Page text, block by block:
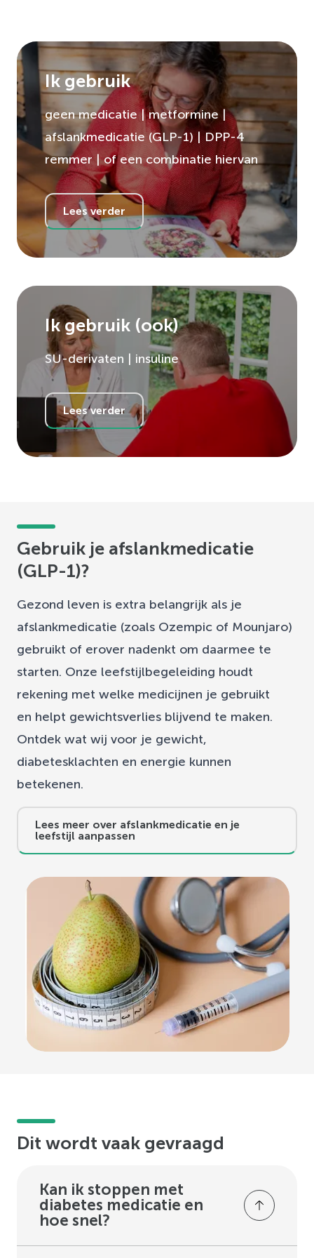
Ik gebruik
geen medicatie | metformine |
afslankmedicatie (GLP-1) | DPP-4
remmer | of een combinatie hiervan
Lees verder
Ik gebruik (ook)
SU-derivaten | insuline
Lees verder
Gebruik je afslankmedicatie
(GLP-1)?
Gezond leven is extra belangrijk als je
afslankmedicatie (zoals Ozempic of Mounjaro)
gebruikt of erover nadenkt om daarmee te
starten. Onze leefstijlbegeleiding houdt
rekening met welke medicijnen je gebruikt
en helpt gewichtsverlies blijvend te maken.
Ontdek wat wij voor je gewicht,
diabetesklachten en energie kunnen
betekenen.
Lees meer over afslankmedicatie en je
leefstijl aanpassen
Dit wordt vaak gevraagd
Kan ik stoppen met
diabetes medicatie en
hoe snel?